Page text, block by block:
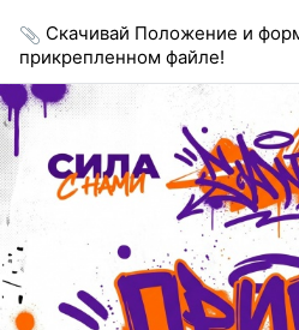
Скачивай Положение и
прикрепленном файле!